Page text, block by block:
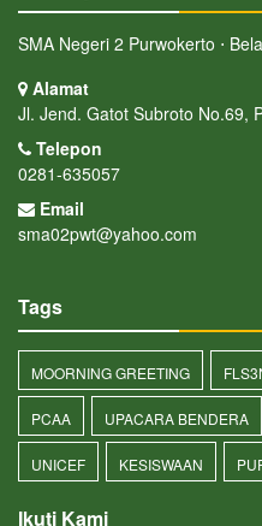
SMA Negeri 2 Purwokerto ⋅
Alamat
Jl. Jend. Gatot Subroto No.69,
Telepon
0281-635057
Email
sma02pwt@yahoo.com
Tags
MOORNING GREETING
PCAA UPACARA BENDERA
UNICEF KESISWAAN
Ikuti Kami